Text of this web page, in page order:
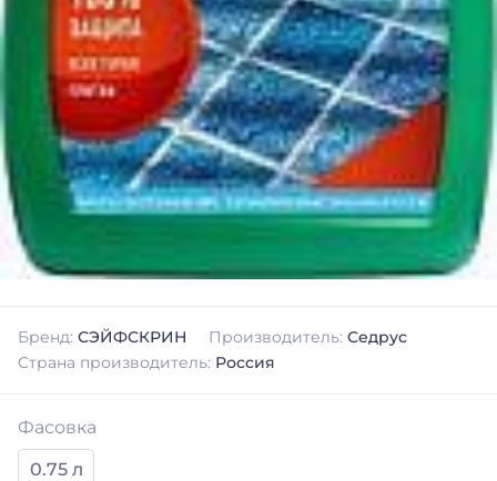
Бренд: СЭЙФСКРИН Производитель: Седрус
Страна производитель: Россия
Фасовка
0.75 л